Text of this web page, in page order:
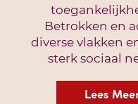
Betrokken en
diverse vlakken
sterk sociaal
Lees